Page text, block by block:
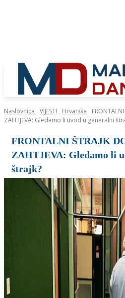
Naslovnica VIJESTI Hrvatska
FRONTALNI
ZAHTJEVA: Gledamo li uvod u generalni
FRONTALNI ŠTRAJK
ZAHTJEVA: Gledamo li
štrajk?